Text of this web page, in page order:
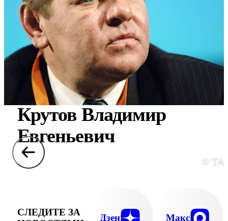
Крутов Владимир
Евгеньевич
©
СЛЕДИТЕ ЗА
Дзен Макс